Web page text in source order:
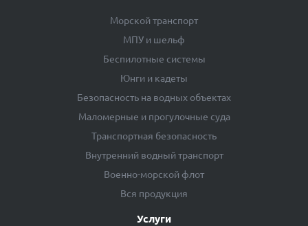
Морской транспорт
МПУ и шельф
Беспилотные системы
Юнги и кадеты
Безопасность на водных объектах
Маломерные и прогулочные суда
Транспортная безопасность
Внутренний водный транспорт
Военно-морской флот
Вся продукция
Услуги